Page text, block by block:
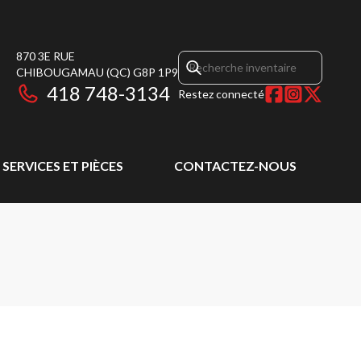
870 3E RUE
CHIBOUGAMAU (QC) G8P 1P9
418 748-3134 Restez connecté
SERVICES ET PIÈCES CONTACTEZ-NOUS